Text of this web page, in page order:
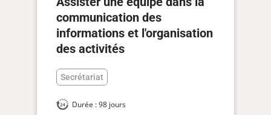
communication des
informations et l'organisation
des activités
Secrétariat
Durée : 98 jours